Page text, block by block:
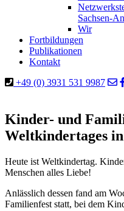
Sachsen-
Wir
Fortbildungen
Publikationen
Kontakt
+49 (0) 3931 531 9987
Kinder- und
Weltkindertages
Heute ist Weltkindertag.
Menschen alles Liebe!
Anlässlich dessen fand am
Familienfest statt, bei dem